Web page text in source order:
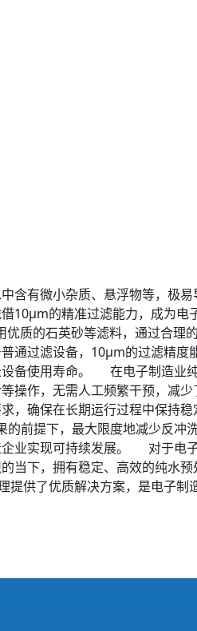
有微小杂质、悬浮物等，极易
10μm的精准过滤能力，成为电
质的石英砂等滤料，通过合理
通过滤设备，10μm的过滤精度
设备使用寿命。 在电子制造业
操作，无需人工频繁干预，减
，确保在长期运行过程中保持
前提下，最大限度地减少反冲
企业实现可持续发展。 对于电
当下，拥有稳定、高效的纯水
供了优质解决方案，是电子制